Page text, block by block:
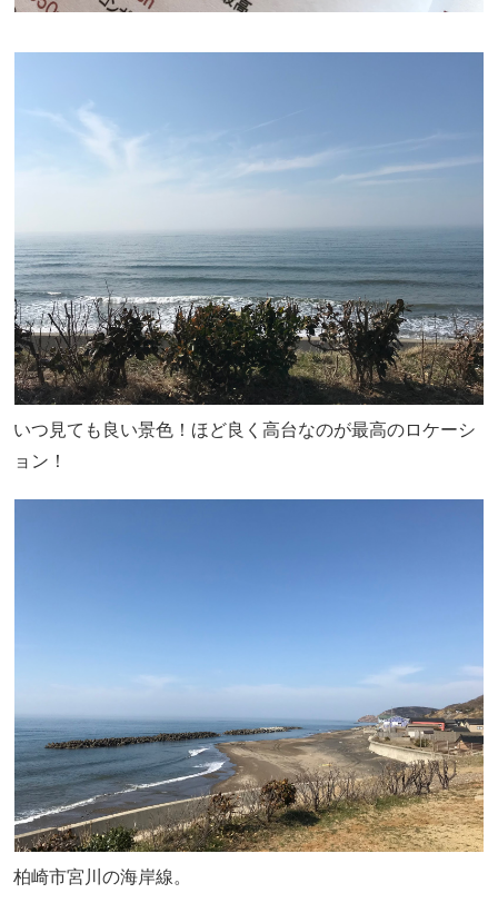
いつ見ても良い景色！ほど良く高台なのが最高のロケーシ
ョン！
柏崎市宮川の海岸線。